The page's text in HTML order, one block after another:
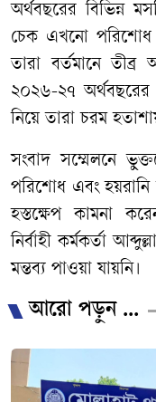
অর্থবছরের বিভিন্ন
চেক এখনো পরিশোধ
তারা বর্তমানে
২০২৬-২৭
নিয়ে তারা চরম
সংবাদ সম্মেলনে
পরিশোধ এবং হয়রানি
হস্তক্ষেপ কামনা
নির্বাহী কর্মকর্তা
মন্তব্য পাওয়া যায়নি।
আরো পড়ুন ...